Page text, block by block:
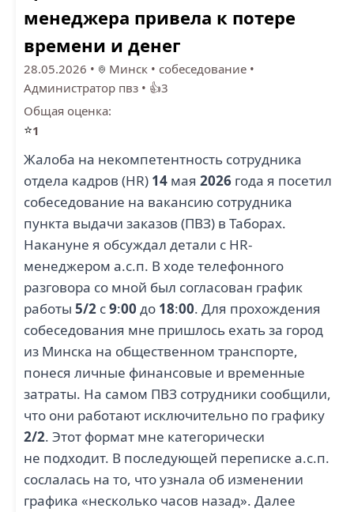
менеджера привела к потере
времени и денег
28.05.2026 • Минск • собеседование •
Администратор пвз • 👍3
Общая оценка:
⭐1
Жалоба на некомпетентность сотрудника
отдела кадров (HR) 14 мая 2026 года я посетил
собеседование на вакансию сотрудника
пункта выдачи заказов (ПВЗ) в Таборах.
Накануне я обсуждал детали с HR-
менеджером а.с.п. В ходе телефонного
разговора со мной был согласован график
работы 5/2 с9:00 до 18:00. Для прохождения
собеседования мне пришлось ехать за город
из Минска на общественном транспорте,
понеся личные финансовые и временные
затраты. На самом ПВЗ сотрудники сообщили,
что они работают исключительно по графику
2/2. Этот формат мне категорически
не подходит. В последующей переписке а.с.п.
сослалась на то, что узнала об изменении
графика «несколько часов назад». Далее